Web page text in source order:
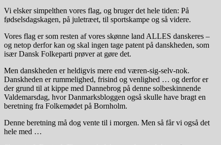
Vi elsker simpelthen vores flag, og bruger det hele tiden: På
fødselsdagskagen, på juletræet, til sportskampe og så videre.
Vores flag er som resten af vores skønne land ALLES danskeres –
og netop derfor kan og skal ingen tage patent på danskheden, som
især Dansk Folkeparti prøver at gøre det.
Men danskheden er heldigvis mere end væren-sig-selv-nok.
Danskheden er rummelighed, frisind og venlighed … og derfor er
der grund til at kippe med Dannebrog på denne solbeskinnende
Valdemarsdag, hvor Danmarksbloggen også skulle have bragt en
beretning fra Folkemødet på Bornholm.
Denne beretning må dog vente til i morgen. Men så får vi også det
hele med …